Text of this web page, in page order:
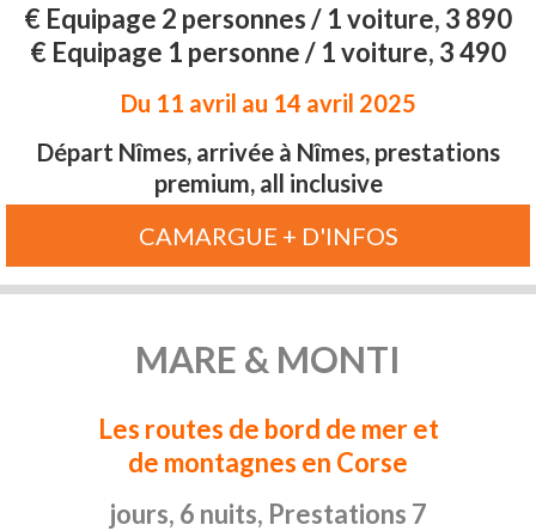
Equipage 2 personnes / 1 voiture, 3 890 €
Equipage 1 personne / 1 voiture, 3 490 €
Du 11 avril au 14 avril 2025
Départ Nîmes, arrivée à Nîmes, prestations
premium, all inclusive
CAMARGUE + D'INFOS
MARE & MONTI
Les routes de bord de mer et
de montagnes en Corse
7 jours, 6 nuits, Prestations